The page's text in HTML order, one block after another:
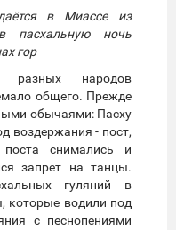
в Миассе из
пасхальную ночь
гор
разных народов
общего. Прежде
обычаями: Пасху
воздержания - пост,
снимались и
запрет на танцы.
гуляний в
которые водили под
с песнопениями